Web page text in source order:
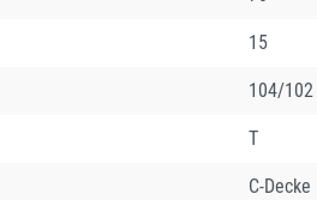
15
104/102
T
C-Decke